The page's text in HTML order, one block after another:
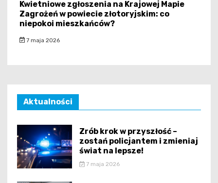
Kwietniowe zgłoszenia na Krajowej Mapie
Zagrożeń w powiecie złotoryjskim: co
niepokoi mieszkańców?
7 maja 2026
Aktualności
Zrób krok w przyszłość –
zostań policjantem i zmieniaj
świat na lepsze!
7 maja 2026